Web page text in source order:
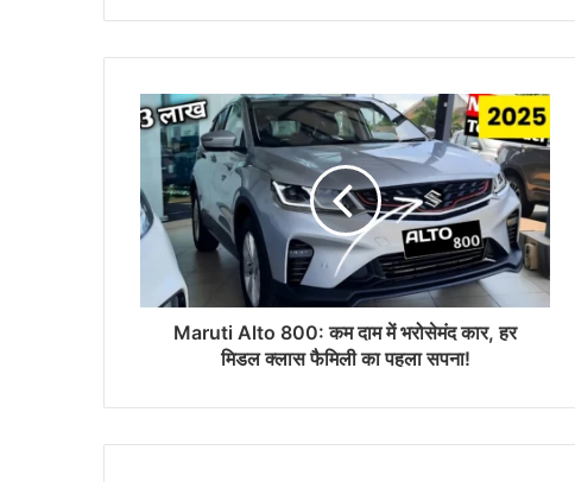
Maruti Alto 800: कम दाम में भरोसेमंद कार, हर
मिडल क्लास फैमिली का पहला सपना!